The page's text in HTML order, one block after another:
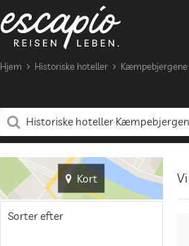
Hjem Historiske hoteller Kæmpebjergene
Kort
Sorter efter